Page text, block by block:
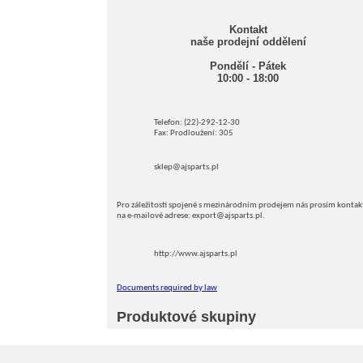
Kontakt
naše prodejní oddělení
Pondělí - Pátek
10:00 - 18:00
Telefon: (22)-292-12-30
Fax: Prodloužení: 305
sklep@ajsparts.pl
Pro záležitosti spojené s mezinárodním prodejem nás prosím
na e-mailové adrese: export@ajsparts.pl.
http://www.ajsparts.pl
Documents required by law
Produktové skupiny